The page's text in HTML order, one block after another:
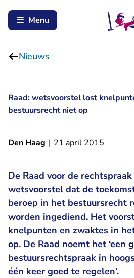
Menu
Nieuws
Raad: wetsvoorstel lost
bestuursrecht niet op
Den Haag | 21 april 2015
De Raad voor de
wetsvoorstel dat de
beroep in het bestuursrecht
worden ingediend. Het
knelpunten en zwaktes in
op. De Raad noemt het ‘een
bestuursrechtspraak in
één keer goed te regelen’.